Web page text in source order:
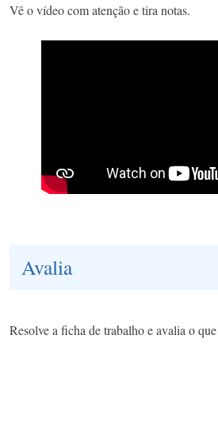
Vê o vídeo com atenção e tira notas.
Avalia
Resolve a ficha de trabalho e avalia o